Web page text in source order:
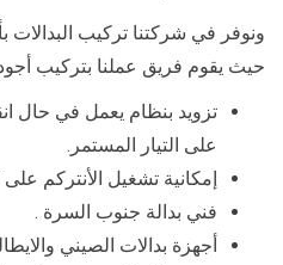
ونوفر في شركتنا تركيب البدالات
حيث يقوم فريق عملنا بتركيب أجود
تزويد بنظام يعمل في حال
على التيار المستمر.
إمكانية تشغيل الأنتركم على
فني بدالة جنوب السرة .
أجهزة بدالات الصيني